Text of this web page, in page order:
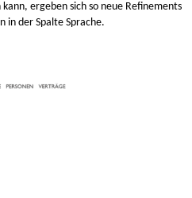
ergeben sich so neue Refinements
in der Spalte Sprache.